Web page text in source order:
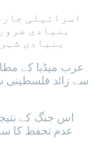
اسرائیلی
بنیادی
بنیادی